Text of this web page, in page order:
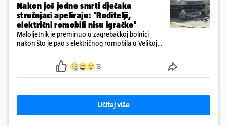
Nakon još jedne smrti dječaka
stručnjaci apeliraju: 'Roditelji,
električni romobili nisu igračke'
Maloljetnik je preminuo u zagrebačkoj bolnici
nakon što je pao s električnog romobila u Velikoj
13
Učitaj više